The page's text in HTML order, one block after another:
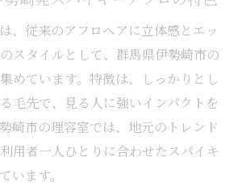
演出するスパイキーアフロの決め
自分らしいスパイキーアフロ実現
談で見つかる理想のアフロスタイ
、従来のアフロヘアに立体感とエッ
スタイルとして、群馬県伊勢崎市の
めています。特徴は、しっかりとし
毛先で、見る人に強いインパクトを
崎市の理容室では、地元のトレンド
用者一人ひとりに合わせたスパイキ
います。